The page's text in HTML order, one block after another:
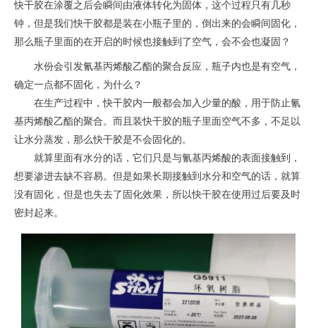
快干胶在涂覆之后会瞬间由液体转化为固体，这个过程只有几秒
钟，但是我们快干胶都是装在小瓶子里的，倒出来的会瞬间固化，
那么瓶子里面的在开启的时候也接触到了空气，会不会也凝固？
水份会引发氰基丙烯酸乙酯的聚合反应，瓶子内也是有空气，
确定一点都不固化，为什么？
在生产过程中，快干胶内一般都会加入少量的酸，用于防止氰
基丙烯酸乙酯的聚合。而且装快干胶的瓶子里面空气不多，不足以
让水分蒸发，那么快干胶是不会固化的。
就算里面有水分的话，它们只是与氰基丙烯酸的表面接触到，
想要渗进去缺不容易。但是如果长期接触到水分和空气的话，就算
没有固化，但是也失去了固化效果，所以快干胶在使用过后要及时
密封起来。